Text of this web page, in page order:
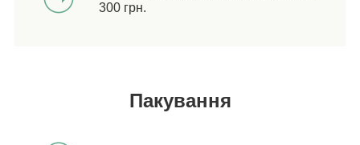
300 грн.
Пакування